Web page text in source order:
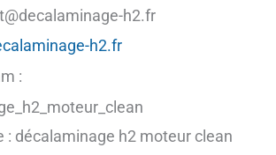
h2.fr
h2.fr
:
: décalaminage h2 moteur clean